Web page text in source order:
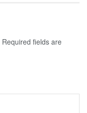
Required fields are